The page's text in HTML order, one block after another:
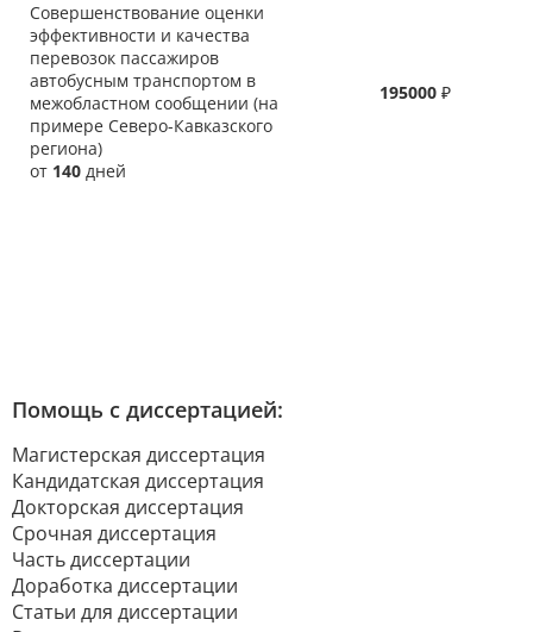
Совершенствование оценки
эффективности и качества
перевозок пассажиров
автобусным транспортом в
межобластном сообщении (на
примере Северо-Кавказского
региона)
от 140 дней
195000 ₽
Помощь с диссертацией:
Магистерская диссертация
Кандидатская диссертация
Докторская диссертация
Срочная диссертация
Часть диссертации
Доработка диссертации
Статьи для диссертации